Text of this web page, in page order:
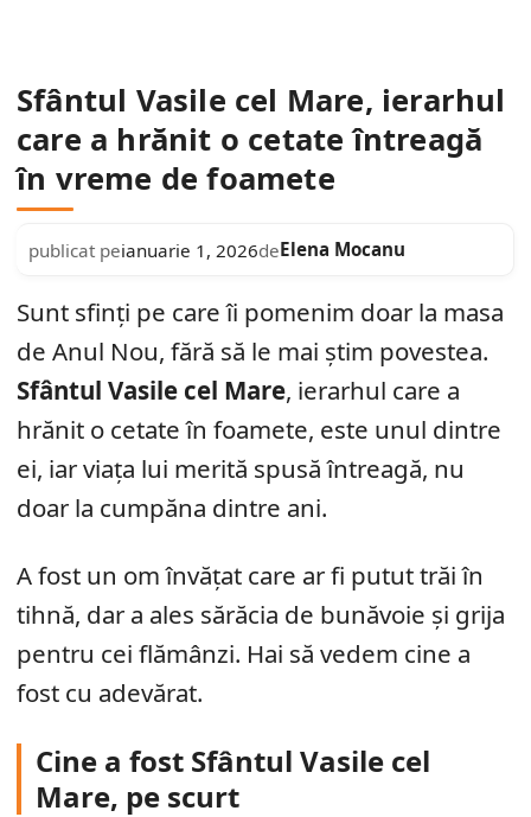
Sfântul Vasile cel Mare, ierarhul
care a hrănit o cetate întreagă
în vreme de foamete
publicat peianuarie 1, 2026deElena Mocanu
Sunt sfinți pe care îi pomenim doar la masa
de Anul Nou, fără să le mai știm povestea.
Sfântul Vasile cel Mare, ierarhul care a
hrănit o cetate în foamete, este unul dintre
ei, iar viața lui merită spusă întreagă, nu
doar la cumpăna dintre ani.
A fost un om învățat care ar fi putut trăi în
tihnă, dar a ales sărăcia de bunăvoie și grija
pentru cei flămânzi. Hai să vedem cine a
fost cu adevărat.
Cine a fost Sfântul Vasile cel
Mare, pe scurt